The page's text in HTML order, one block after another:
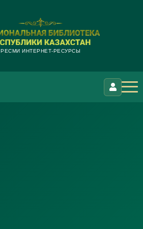
РЕСМИ ИНТЕРНЕТ-РЕСУРСЫ